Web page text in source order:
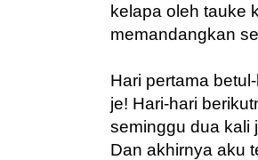
kelapa oleh tauke
memandangkan
Hari pertama
je! Hari-hari
seminggu dua kali
Dan akhirnya aku